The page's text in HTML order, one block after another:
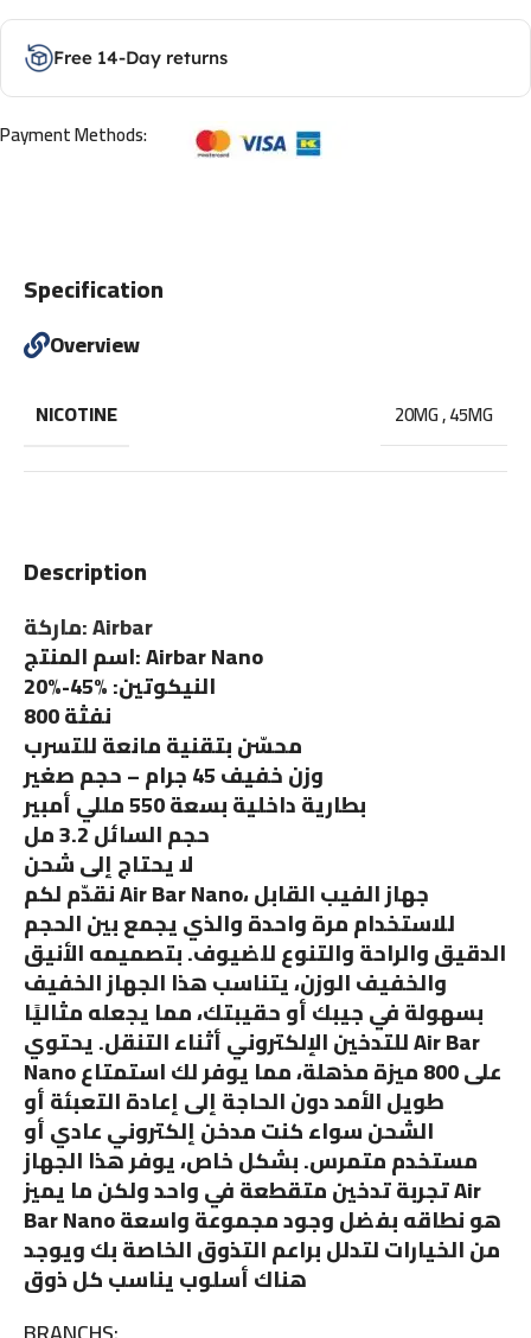
Free 14-Day returns
Payment Methods:
Description
ماركة: Airbar
اسم المنتج: Airbar Nano
النيكوتين: %45-%20
800 نفثة
محسّن بتقنية مانعة للتسرب
وزن خفيف 45 جرام – حجم صغير
بطارية داخلية بسعة 550 مللي أمبير
حجم السائل 3.2 مل
لا يحتاج إلى شحن
نقدّم لكم Air Bar Nano، جهاز الفيب القابل
للاستخدام مرة واحدة والذي يجمع بين الحجم
الدقيق والراحة والتنوع للضيوف. بتصميمه الأنيق
والخفيف الوزن، يتناسب هذا الجهاز الخفيف
بسهولة في جيبك أو حقيبتك، مما يجعله مثاليًا
للتدخين الإلكتروني أثناء التنقل. يحتوي Air Bar
Nano على 800 ميزة مذهلة، مما يوفر لك استمتاع
طويل الأمد دون الحاجة إلى إعادة التعبئة أو
الشحن سواء كنت مدخن إلكتروني عادي أو
مستخدم متمرس. بشكل خاص، يوفر هذا الجهاز
تجربة تدخين متقطعة في واحد ولكن ما يميز Air
Bar Nano هو نطاقه بفضل وجود مجموعة واسعة
من الخيارات لتدلل براعم التذوق الخاصة بك ويوجد
هناك أسلوب يناسب كل ذوق
Specification
Overview
NICOTINE 20MG,45MG